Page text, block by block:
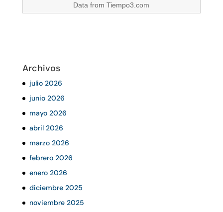
Data fromTiempo3.com
Archivos
julio 2026
junio 2026
mayo 2026
abril 2026
marzo 2026
febrero 2026
enero 2026
diciembre 2025
noviembre 2025